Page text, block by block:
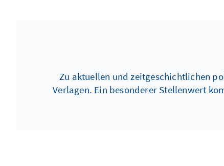
Zu aktuellen und zeitgeschichtlichen
Verlagen. Ein besonderer Stellenwert